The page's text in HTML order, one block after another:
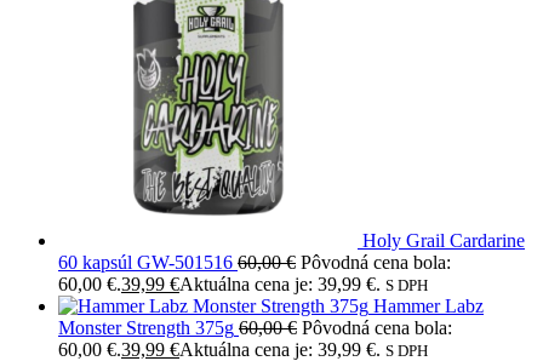
Holy Grail Cardarine
60 kapsúl GW-501516 60,00€ Pôvodná cena bola:
60,00 €.39,99 €Aktuálna cena je: 39,99 €. S DPH
Hammer Labz
Monster Strength 375g 60,00€ Pôvodná cena bola:
60,00 €.39,99 €Aktuálna cena je: 39,99 €. S DPH